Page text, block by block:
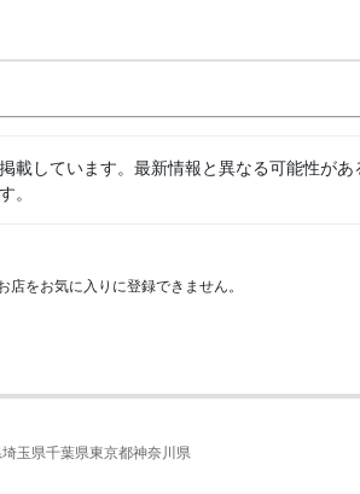
載しています。最新情報と異なる可能性があ
。
をお気に入りに登録できません。
埼玉県千葉県東京都神奈川県